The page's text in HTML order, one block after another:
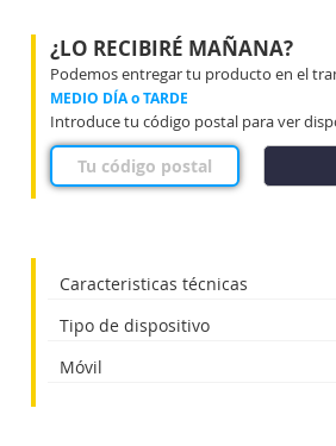
¿LO RECIBIRÉ MAÑANA?
Podemos entregar tu producto en el
MEDIO DÍA o TARDE
Introduce tu código postal para ver
Caracteristicas técnicas
Tipo de dispositivo
Móvil